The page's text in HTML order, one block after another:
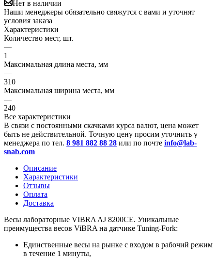
Нет в наличии
Наши менеджеры обязательно свяжутся с вами и уточнят
условия заказа
Характеристики
Количество мест, шт.
—
1
Максимальная длина места, мм
—
310
Максимальная ширина места, мм
—
240
Все характеристики
В связи с постоянными скачками курса валют, цена может
быть не действительной. Точную цену просим уточнить у
менеджера по тел. 8 981 882 88 28 или по почте info@lab-
snab.com
Описание
Характеристики
Отзывы
Оплата
Доставка
Весы лабораторные VIBRA AJ 8200CE. Уникальные
преимущества весов ViBRA на датчике Tuning-Fork:
Единственные весы на рынке с входом в рабочий режим
в течение 1 минуты,